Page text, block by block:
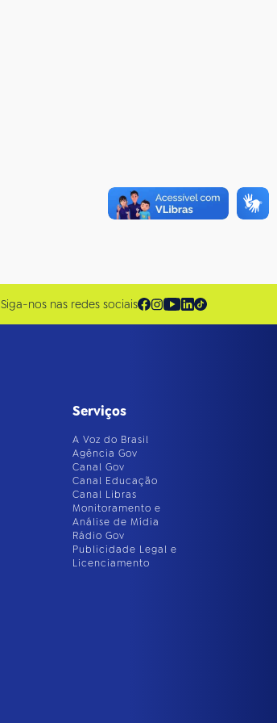
Siga-nos nas redes sociais
Serviços
A Voz do Brasil
Agência Gov
Canal Gov
Canal Educação
Canal Libras
Monitoramento e
Análise de Mídia
Rádio Gov
Publicidade Legal e
Licenciamento